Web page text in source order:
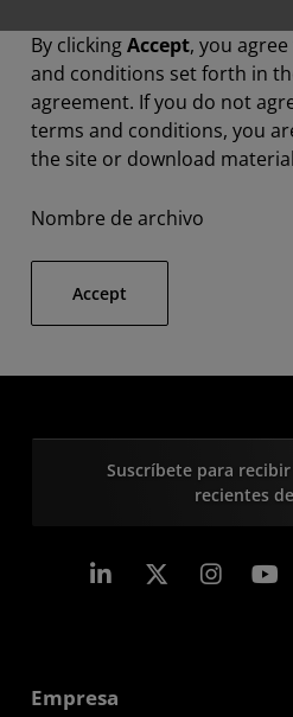
By clickingAccept, you
and conditions set forth in
agreement. If you do not
terms and conditions, you
the site or download
Nombre de archivo
Accept
Suscríbete para
recientes
LinkedIn
Empresa